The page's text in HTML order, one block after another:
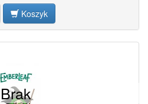
Koszyk
Brak